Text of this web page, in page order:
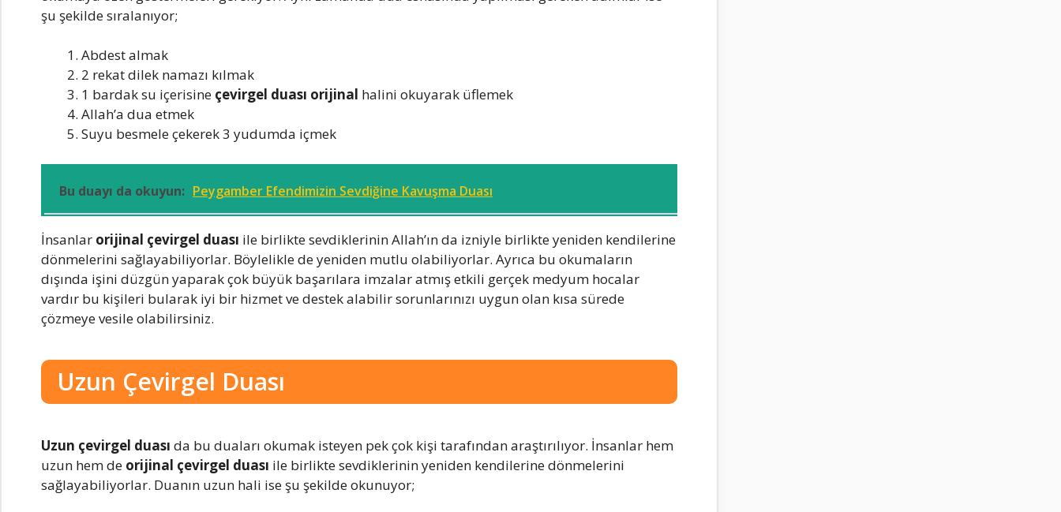
şu şekilde sıralanıyor;
Abdest almak
2 rekat dilek namazı kılmak
1 bardak su içerisine çevirgel duası orijinal halini okuyarak üflemek
Allah’a dua etmek
Suyu besmele çekerek 3 yudumda içmek
Bu duayı da okuyun: Peygamber Efendimizin Sevdiğine Kavuşma Duası
İnsanlar orijinal çevirgel duası ile birlikte sevdiklerinin Allah’ın da izniyle birlikte yeniden kendilerine
dönmelerini sağlayabiliyorlar. Böylelikle de yeniden mutlu olabiliyorlar. Ayrıca bu okumaların
dışında işini düzgün yaparak çok büyük başarılara imzalar atmış etkili gerçek medyum hocalar
vardır bu kişileri bularak iyi bir hizmet ve destek alabilir sorunlarınızı uygun olan kısa sürede
çözmeye vesile olabilirsiniz.
Uzun Çevirgel Duası
Uzun çevirgel duası da bu duaları okumak isteyen pek çok kişi tarafından araştırılıyor. İnsanlar hem
uzun hem de orijinal çevirgel duası ile birlikte sevdiklerinin yeniden kendilerine dönmelerini
sağlayabiliyorlar. Duanın uzun hali ise şu şekilde okunuyor;